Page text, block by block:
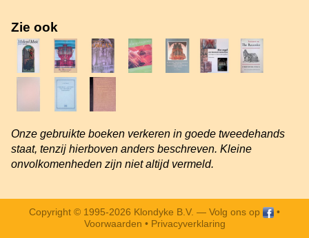
Zie ook
Onze gebruikte boeken verkeren in goede tweedehands
staat, tenzij hierboven anders beschreven. Kleine
onvolkomenheden zijn niet altijd vermeld.
Copyright © 1995-2026 Klondyke B.V. — Volg ons op
•
Voorwaarden • Privacyverklaring